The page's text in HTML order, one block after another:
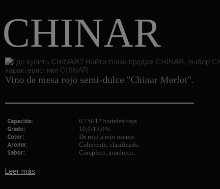
CHINAR
Vino de mesa rojo semi-dulce "Chinar Merlot".
Capacida: 0,75l/12 bottelas/caja.
Grado: 10,0-12,0%
Color: De rojo a rojo oscuro.
Aroma: Coherente, clasificado.
Sabor: Completo, armónico.
Leer más